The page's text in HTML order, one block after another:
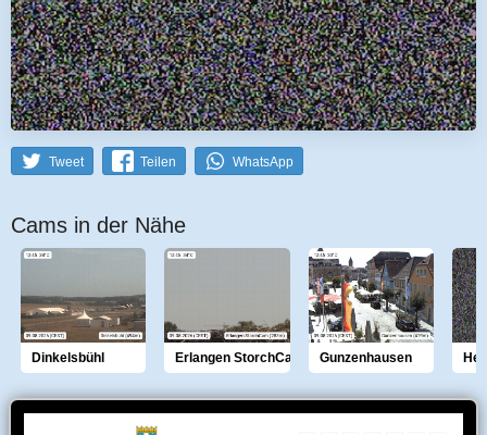
Tweet Teilen WhatsApp
Cams in der Nähe
Dinkelsbühl Erlangen StorchCam Gunzenhausen